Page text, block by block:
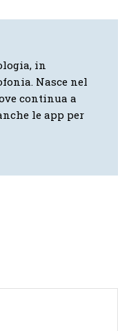
in
Nasce nel
continua a
le app per